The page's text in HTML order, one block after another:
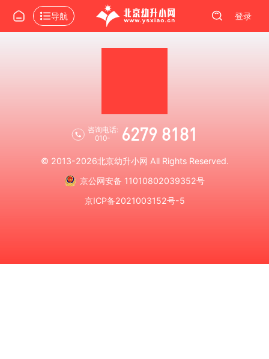
导航 登录
咨询电话:
010-
6279 8181
© 2013-2026北京幼升小网 All Rights Reserved.
京公网安备 11010802039352号
京ICP备2021003152号-5